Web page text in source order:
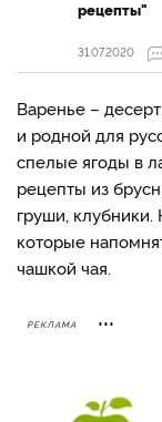
рецепты"
31.07.2020
Варенье –
и родной для
спелые ягоды в
рецепты из
груши,
которые
чашкой чая.
РЕКЛАМА